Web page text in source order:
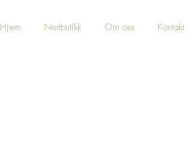
Hjem Nettbutikk Om oss Kontakt